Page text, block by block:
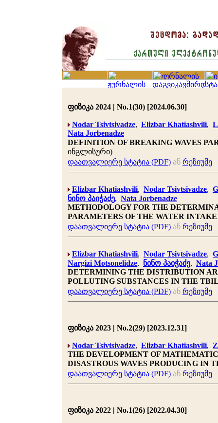
ფიზიკა 2024 | No.1(30) [2024.06.30]
Nodar Tsivtsivadze, Elizbar Khatiashvili,
Nata Jorbenadze
DEFINITION OF BREAKING WAVES
ინგლისური)
დაათვალიერე სტატია (PDF) ან რეზიუმე
Elizbar Khatiashvili, Nodar Tsivtsivadze,
ნინო პაიჭაძე, Nata Jorbenadze
METHODOLOGY FOR THE
PARAMETERS OF THE WATER
დაათვალიერე სტატია (PDF) ან რეზიუმე
Elizbar Khatiashvili, Nodar Tsivtsivadze,
Nargizi Motsonelidze, ნინო პაიჭაძე, Nata
DETERMINING THE DISTRIBUTION
POLLUTING SUBSTANCES IN THE
დაათვალიერე სტატია (PDF) ან რეზიუმე
ფიზიკა 2023 | No.2(29) [2023.12.31]
Nodar Tsivtsivadze, Elizbar Khatiashvili,
THE DEVELOPMENT OF
DISASTROUS WAVES PRODUCING IN
დაათვალიერე სტატია (PDF) ან რეზიუმე
ფიზიკა 2022 | No.1(26) [2022.04.30]